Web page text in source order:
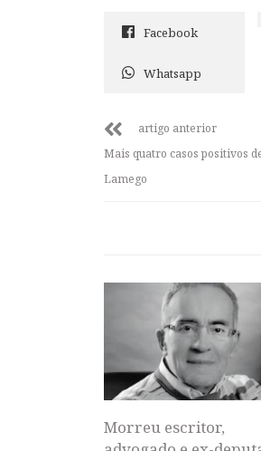
Facebook
Whatsapp
artigo anterior
Mais quatro casos positivos
Lamego
Morreu escritor,